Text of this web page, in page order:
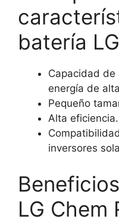
batería
Capacidad de
energía de
Pequeño
Alta eficiencia.
inversores
LG Chem